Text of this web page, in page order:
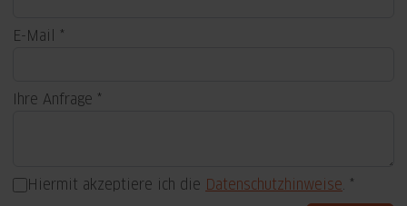
E-Mail
Ihre Anfrage
Hiermit akzeptiere ich die Datenschutzhinweise.